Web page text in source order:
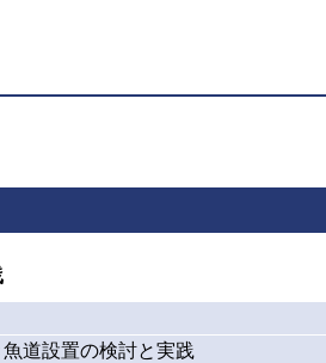
道設置の検討と実践